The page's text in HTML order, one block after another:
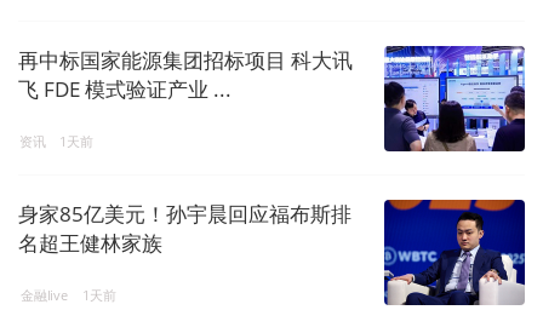
再中标国家能源集团招标项目 科大讯
飞 FDE 模式验证产业 ...
资讯 1天前
身家85亿美元！孙宇晨回应福布斯排
名超王健林家族
金融live 1天前